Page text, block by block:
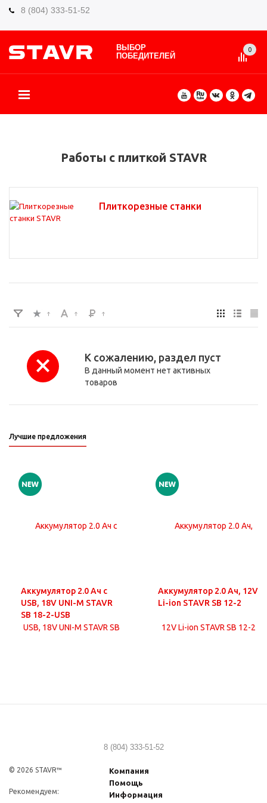
8 (804) 333-51-52
ВЫБОР
ПОБЕДИТЕЛЕЙ
0
О БРЕНДЕ ВИДЫ РАБОТ
КОНТАКТЫРаботы с плиткой STAVR
Плиткорезные станки
К сожалению, раздел пуст
В данный момент нет активных
товаров
Лучшие предложения
Аккумулятор 2.0 Ач с
USB, 18V UNI-M STAVR
SB 18-2-USB
Аккумулятор 2.0 Ач, 12V
Li-ion STAVR SB 12-2
8 (804) 333-51-52
© 2026 STAVR™
Рекомендуем:
Компания
Помощь
Информация